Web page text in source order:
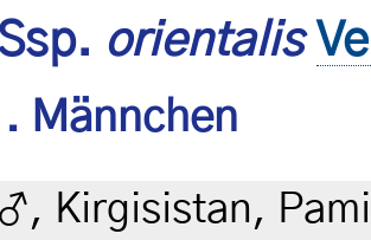
orientalis
Männchen
♂, Kirgisistan,